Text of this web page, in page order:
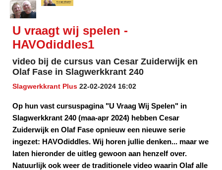
U vraagt wij spelen -
HAVOdiddles1
video bij de cursus van Cesar Zuiderwijk en
Olaf Fase in Slagwerkkrant 240
Slagwerkkrant Plus 22-02-2024 16:02
Op hun vast cursuspagina "U Vraag Wij Spelen" in
Slagwerkkrant 240 (maa-apr 2024) hebben Cesar
Zuiderwijk en Olaf Fase opnieuw een nieuwe serie
ingezet: HAVOdiddles. Wij horen jullie denken... maar we
laten hieronder de uitleg gewoon aan henzelf over.
Natuurlijk ook weer de traditionele video waarin Olaf alle